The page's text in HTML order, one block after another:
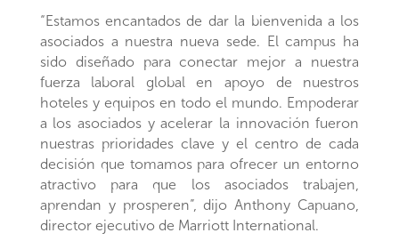
“Estamos encantados de dar la bienvenida a los
asociados a nuestra nueva sede. El campus ha
sido diseñado para conectar mejor a nuestra
fuerza laboral global en apoyo de nuestros
hoteles y equipos en todo el mundo. Empoderar
a los asociados y acelerar la innovación fueron
nuestras prioridades clave y el centro de cada
decisión que tomamos para ofrecer un entorno
atractivo para que los asociados trabajen,
aprendan y prosperen”, dijo Anthony Capuano,
director ejecutivo de Marriott International.